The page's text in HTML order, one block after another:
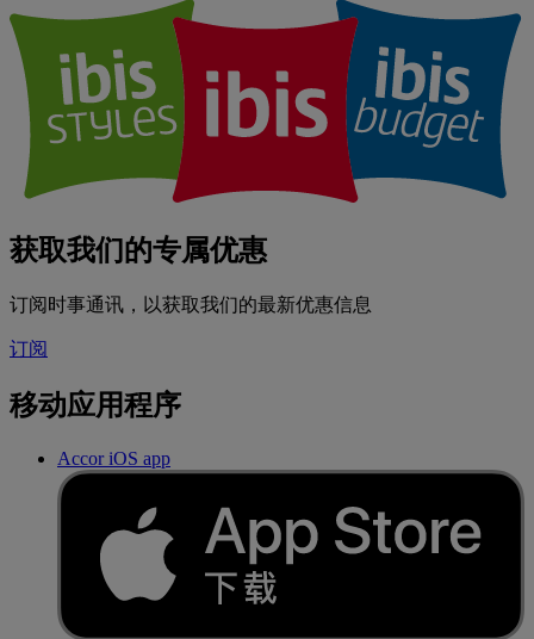
获取我们的专属优惠
订阅时事通讯，以获取我们的最新优惠信息
订阅
移动应用程序
Accor iOS app